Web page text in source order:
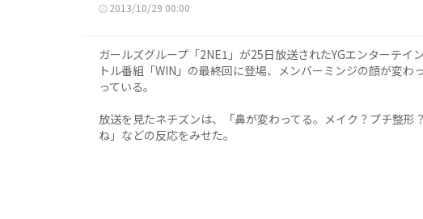
2013/10/29 00:00
ガールズグループ「2NE1」が25日放送されたYGエンターテ
トル番組「WIN」の最終回に登場、メンバーミンジの顔が変
っている。
放送を見たネチズンは、「鼻が変わってる。メイク？プチ整
ね」などの反応をみせた。